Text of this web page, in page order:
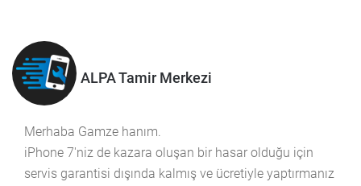
ALPA Tamir Merkezi
Merhaba Gamze hanım.
iPhone 7'niz de kazara oluşan bir hasar olduğu için
servis garantisi dışında kalmış ve ücretiyle yaptırmanız